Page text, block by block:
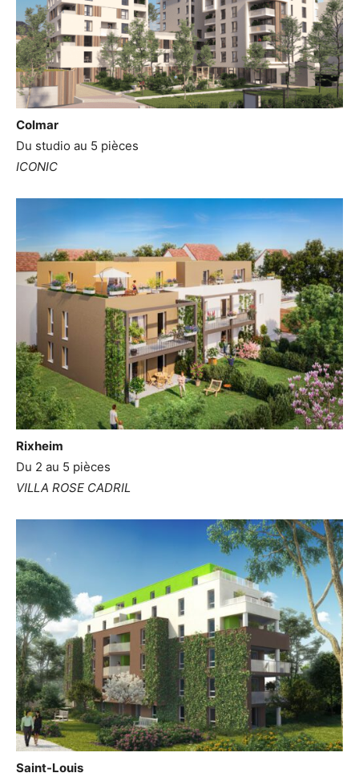
Colmar
Du studio au 5 pièces
ICONIC
Rixheim
Du 2 au 5 pièces
VILLA ROSE CADRIL
Saint-Louis